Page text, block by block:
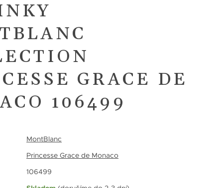
GRACE DE
106499
MontBlanc
Princesse Grace de Monaco
106499